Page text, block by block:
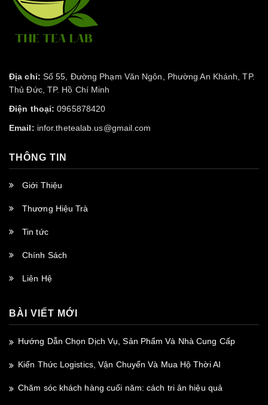
Địa chỉ: Số 55, Đường Phạm Văn Ngôn, Phường An Khánh, TP.
Thủ Đức, TP. Hồ Chí Minh
Điện thoại: 0965878420
Email: infor.thetealab.us@gmail.com
THÔNG TIN
Giới Thiệu
Thương Hiệu Trà
Tin tức
Chính Sách
Liên Hệ
BÀI VIẾT MỚI
Hướng Dẫn Chọn Dịch Vụ, Sản Phẩm Và Nhà Cung Cấp
Kiến Thức Logistics, Vận Chuyển Và Mua Hộ Thời AI
Chăm sóc khách hàng cuối năm: cách tri ân hiệu quả